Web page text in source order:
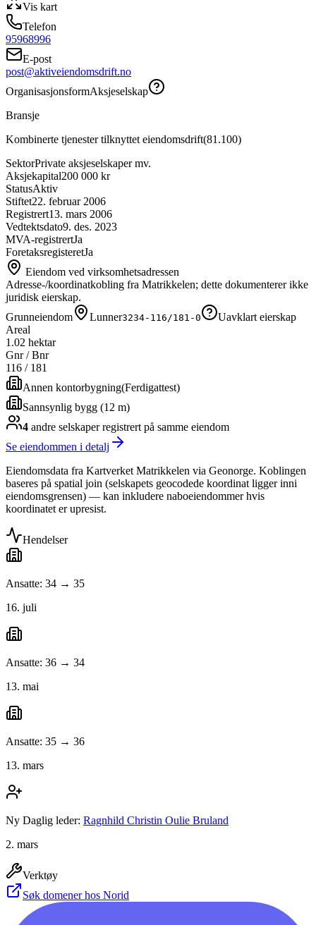
Vis kart
Telefon
95968996
E-post
post@aktiveiendomsdrift.no
OrganisasjonsformAksjeselskap
Bransje
Kombinerte tjenester tilknyttet eiendomsdrift(81.100)
SektorPrivate aksjeselskaper mv.
Aksjekapital200 000 kr
StatusAktiv
Stiftet22. februar 2006
Registrert13. mars 2006
Vedtektsdato9. des. 2023
MVA-registrertJa
ForetaksregisteretJa
Eiendom ved virksomhetsadressen
Adresse-/koordinatkobling fra Matrikkelen; dette dokumenterer ikke
juridisk eierskap.
Grunneiendom
Lunner3234-116/181-0
Uavklart eierskap
Areal
1.02 hektar
Gnr / Bnr
116 / 181
Annen kontorbygning(Ferdigattest)
Sannsynlig bygg (12 m)
4 andre selskaperregistrert på samme eiendom
Se eiendommen i detalj
Eiendomsdata fra Kartverket Matrikkelen via Geonorge. Koblingen
baseres på spatial join (selskapets geocodede koordinat ligger inni
eiendomsgrensen) — kan inkludere naboeiendommer hvis
koordinatet er upresist.
Hendelser
Ansatte: 34 → 35
16. juli
Ansatte: 36 → 34
13. mai
Ansatte: 35 → 36
13. mars
Ny Daglig leder: Ragnhild Christin Oulie Bruland
2. mars
Verktøy
Søk domener hos Norid